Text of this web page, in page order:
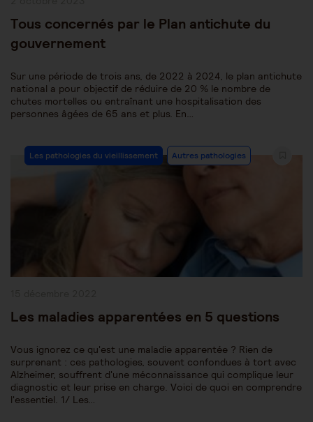
Tous concernés par le Plan antichute du
gouvernement
Sur une période de trois ans, de 2022 à 2024, le plan antichute
national a pour objectif de réduire de 20 % le nombre de
chutes mortelles ou entraînant une hospitalisation des
personnes âgées de 65 ans et plus. En…
Post
Category:
Les pathologies du vieillissement Autres pathologies
Les maladies apparentées en 5 questions
Vous ignorez ce qu'est une maladie apparentée ? Rien de
surprenant : ces pathologies, souvent confondues à tort avec
Alzheimer, souffrent d'une méconnaissance qui complique leur
diagnostic et leur prise en charge. Voici de quoi en comprendre
l'essentiel. 1/ Les…